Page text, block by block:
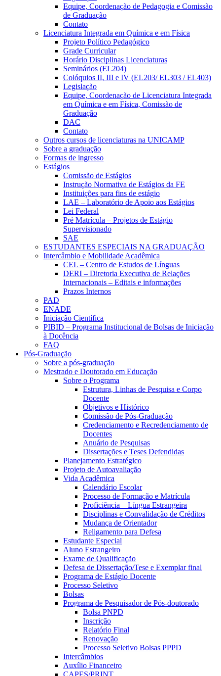
Equipe, Coordenação de Pedagogia e Comissão
de Graduação
Contato
Licenciatura Integrada em Química e em Física
Projeto Político Pedagógico
Grade Curricular
Horário Disciplinas Licenciaturas
Seminários (EL204)
Colóquios II, III e IV (EL203/ EL303 / EL403)
Legislação
Equipe, Coordenação de Licenciatura Integrada
em Química e em Física, Comissão de
Graduação
DAC
Contato
Outros cursos de licenciaturas na UNICAMP
Sobre a graduação
Formas de ingresso
Estágios
Comissão de Estágios
Instrução Normativa de Estágios da FE
Instituições para fins de estágio
LAE – Laboratório de Apoio aos Estágios
Lei Federal
Pré Matrícula – Projetos de Estágio
Supervisionado
SAE
ESTUDANTES ESPECIAIS NA GRADUAÇÃO
Intercâmbio e Mobilidade Acadêmica
CEL – Centro de Estudos de Línguas
DERI – Diretoria Executiva de Relações
Internacionais – Editais e informações
Prazos Internos
PAD
ENADE
Iniciação Científica
PIBID – Programa Institucional de Bolsas de Iniciação
à Docência
FAQ
Pós-Graduação
Sobre a pós-graduação
Mestrado e Doutorado em Educação
Sobre o Programa
Estrutura, Linhas de Pesquisa e Corpo
Docente
Objetivos e Histórico
Comissão de Pós-Graduação
Credenciamento e Recredenciamento de
Docentes
Anuário de Pesquisas
Dissertações e Teses Defendidas
Planejamento Estratégico
Projeto de Autoavaliação
Vida Acadêmica
Calendário Escolar
Processo de Formação e Matrícula
Proficiência – Língua Estrangeira
Disciplinas e Convalidação de Créditos
Mudança de Orientador
Religamento para Defesa
Estudante Especial
Aluno Estrangeiro
Exame de Qualificação
Defesa de Dissertação/Tese e Exemplar final
Programa de Estágio Docente
Processo Seletivo
Bolsas
Programa de Pesquisador de Pós-doutorado
Bolsa PNPD
Inscrição
Relatório Final
Renovação
Processo Seletivo Bolsas PPPD
Intercâmbios
Auxílio Financeiro
CAPES/PRINT